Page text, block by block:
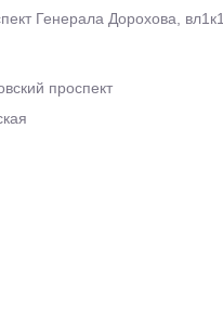
Генерала Дорохова, вл1к1
проспект